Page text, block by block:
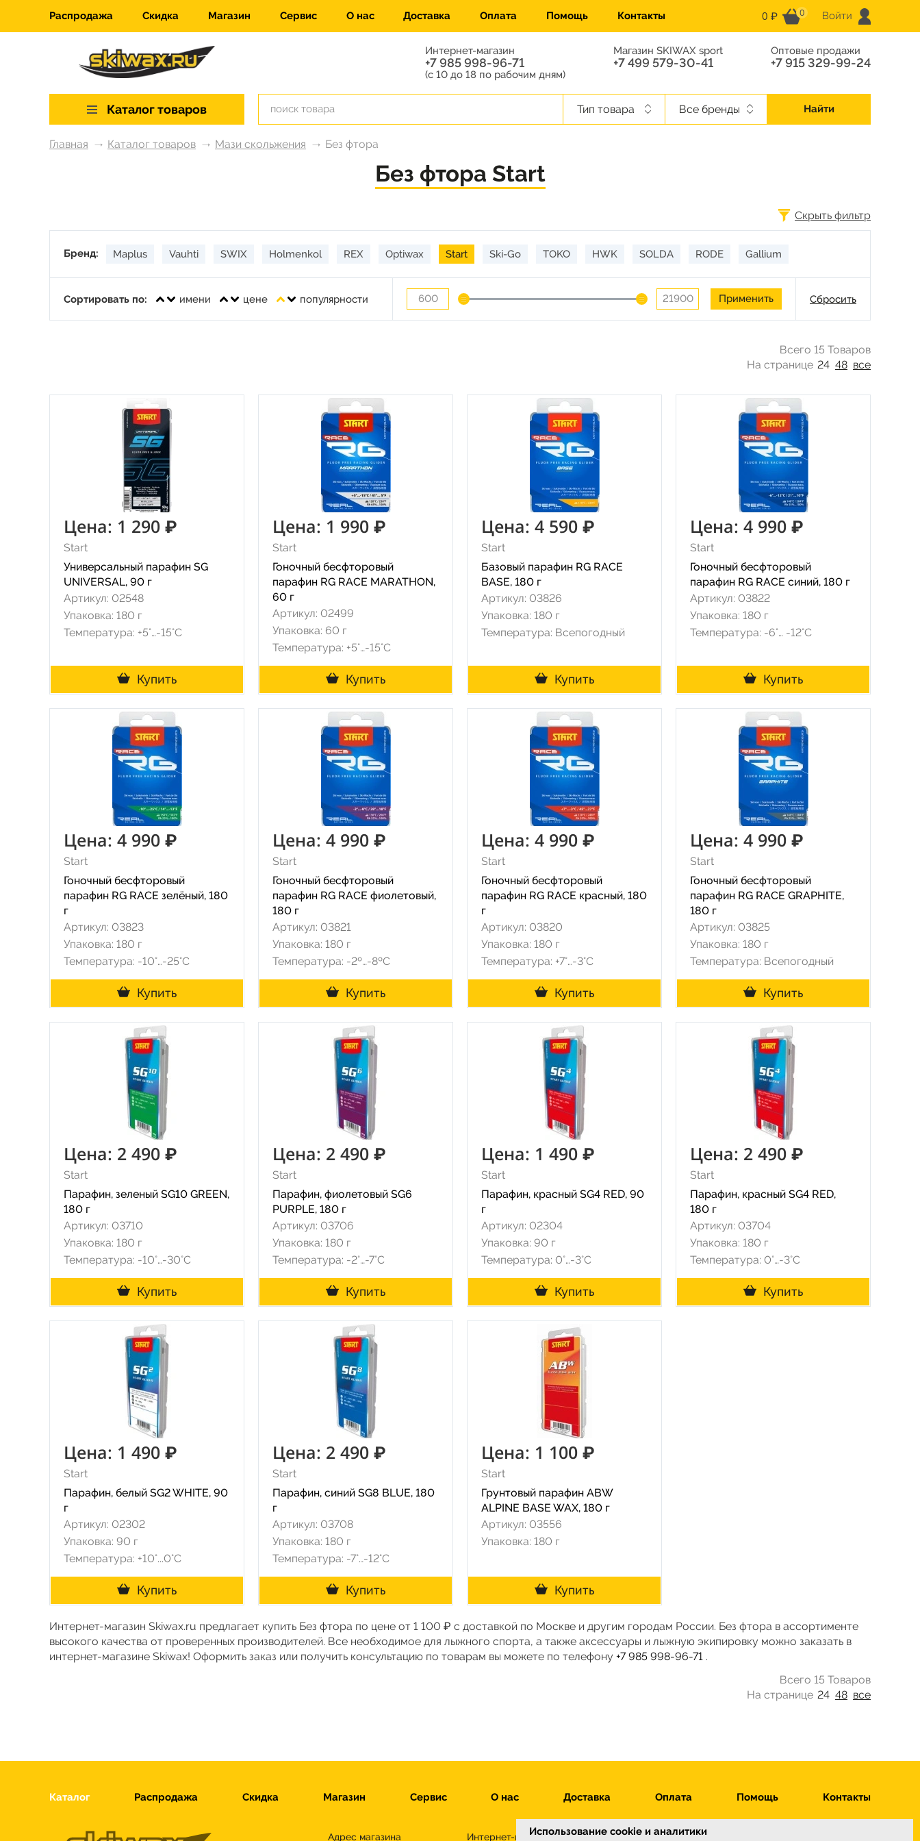
Распродажа Скидка Магазин Сервис О нас Доставка Оплата Помощь Контакты 0 ₽ 0 Войти
Интернет-магазин
+7 985 998-96-71
(с 10 до 18 по рабочим дням)
Магазин SKIWAX sport
+7 499 579-30-41
Оптовые продажи
+7 915 329-99-24
Каталог товаров Тип товара Все бренды Найти
Главная Каталог товаров Мази скольжения Без фтора
Без фтора Start
Скрыть фильтр
Бренд: Maplus Vauhti SWIX Holmenkol REX Optiwax Start Ski-Go TOKO HWK SOLDA RODE Gallium
Сортировать по: имени цене популярности Сбросить
Всего 15 Товаров
На странице 24 48 все
Цена: 1 290 ₽
Start
Универсальный парафин SG
UNIVERSAL, 90 г
Артикул: 02548
Упаковка: 180 г
Температура: +5°…-15°C
Купить
Цена: 1 990 ₽
Start
Гоночный бесфторовый
парафин RG RACE MARATHON,
60 г
Артикул: 02499
Упаковка: 60 г
Температура: +5°…-15°C
Купить
Цена: 4 590 ₽
Start
Базовый парафин RG RACE
BASE, 180 г
Артикул: 03826
Упаковка: 180 г
Температура: Всепогодный
Купить
Цена: 4 990 ₽
Start
Гоночный бесфторовый
парафин RG RACE синий, 180 г
Артикул: 03822
Упаковка: 180 г
Температура: -6°… -12°С
Купить
Цена: 4 990 ₽
Start
Гоночный бесфторовый
парафин RG RACE зелёный, 180
г
Артикул: 03823
Упаковка: 180 г
Температура: -10°…-25°C
Купить
Цена: 4 990 ₽
Start
Гоночный бесфторовый
парафин RG RACE фиолетовый,
180 г
Артикул: 03821
Упаковка: 180 г
Температура: -2º…-8ºC
Купить
Цена: 4 990 ₽
Start
Гоночный бесфторовый
парафин RG RACE красный, 180
г
Артикул: 03820
Упаковка: 180 г
Температура: +7°…-3°C
Купить
Цена: 4 990 ₽
Start
Гоночный бесфторовый
парафин RG RACE GRAPHITE,
180 г
Артикул: 03825
Упаковка: 180 г
Температура: Всепогодный
Купить
Цена: 2 490 ₽
Start
Парафин, зеленый SG10 GREEN,
180 г
Артикул: 03710
Упаковка: 180 г
Температура: -10°…-30°C
Купить
Цена: 2 490 ₽
Start
Парафин, фиолетовый SG6
PURPLE, 180 г
Артикул: 03706
Упаковка: 180 г
Температура: -2°…-7°C
Купить
Цена: 1 490 ₽
Start
Парафин, красный SG4 RED, 90
г
Артикул: 02304
Упаковка: 90 г
Температура: 0°…-3°C
Купить
Цена: 2 490 ₽
Start
Парафин, красный SG4 RED,
180 г
Артикул: 03704
Упаковка: 180 г
Температура: 0°…-3°C
Купить
Цена: 1 490 ₽
Start
Парафин, белый SG2 WHITE, 90
г
Артикул: 02302
Упаковка: 90 г
Температура: +10°...0°С
Купить
Цена: 2 490 ₽
Start
Парафин, синий SG8 BLUE, 180
г
Артикул: 03708
Упаковка: 180 г
Температура: -7°…-12°C
Купить
Цена: 1 100 ₽
Start
Грунтовый парафин ABW
ALPINE BASE WAX, 180 г
Артикул: 03556
Упаковка: 180 г
Купить
Интернет-магазин Skiwax.ru предлагает купить Без фтора по цене от 1 100 ₽ с доставкой по Москве и другим городам России. Без фтора в ассортименте
высокого качества от проверенных производителей. Все необходимое для лыжного спорта, а также аксессуары и лыжную экипировку можно заказать в
интернет-магазине Skiwax! Оформить заказ или получить консультацию по товарам вы можете по телефону +7 985 998-96-71 .
Всего 15 Товаров
На странице 24 48 все
Каталог Распродажа Скидка Магазин Сервис О нас Доставка Оплата Помощь Контакты
Адрес магазина Интернет-магазинИспользование cookie и аналитики